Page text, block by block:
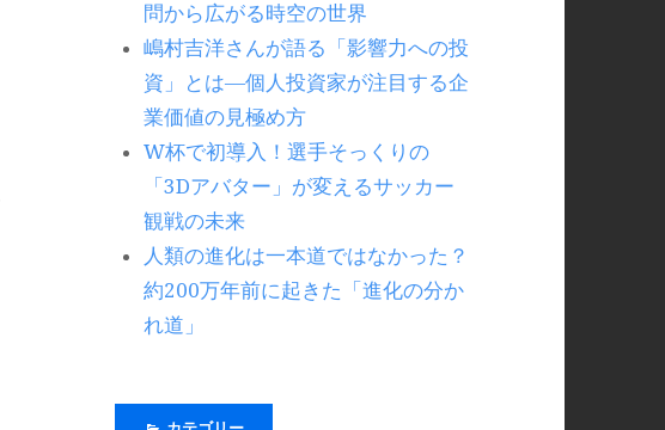
問から広がる時空の世界
嶋村吉洋さんが語る「影響力への投
資」とは―個人投資家が注目する企
業価値の見極め方
W杯で初導入！選手そっくりの
「3Dアバター」が変えるサッカー
観戦の未来
人類の進化は一本道ではなかった？
約200万年前に起きた「進化の分か
れ道」